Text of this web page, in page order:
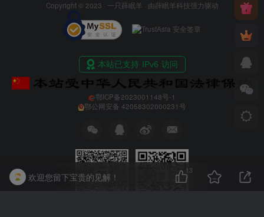
Copyright © 2023 · 一只薛眠羊 · 由薛眠羊科技强力驱动
鄂ICP备2023001148号-1
鄂公网安备 42058302000231号
欢迎您留下宝贵的见解！
13